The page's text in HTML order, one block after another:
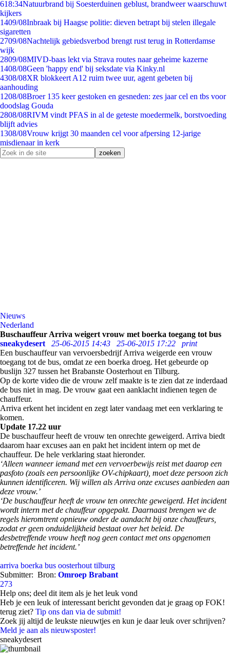
618:34Natuurbrand bij Soesterduinen geblust, brandweer waarschuwt
kijkers
1409/08Inbraak bij Haagse politie: dieven betrapt bij stelen illegale
sigaretten
2709/08Nachtelijk gebiedsverbod brengt rust terug in Rotterdamse
wijk
2809/08MIVD-baas lekt via Strava routes naar geheime kazerne
1408/08Geen 'happy end' bij seksdate via Kinky.nl
4308/08XR blokkeert A12 ruim twee uur, agent gebeten bij
aanhouding
1208/08Broer 135 keer gestoken en gesneden: zes jaar cel en tbs voor
doodslag Gouda
2808/08RIVM vindt PFAS in al de geteste moedermelk, borstvoeding
blijft advies
1308/08Vrouw krijgt 30 maanden cel voor afpersing 12-jarige
misdienaar in kerk
Nieuws
Nederland
Buschauffeur Arriva weigert vrouw met boerka toegang tot bus
sneakydesert
25-06-2015 14:43 25-06-2015 17:22
print
Een buschauffeur van vervoersbedrijf Arriva weigerde een vrouw
toegang tot de bus, omdat ze een boerka droeg. Het gebeurde op
buslijn 327 tussen het Brabanste Oosterhout en Tilburg.
Op de korte video die de vrouw zelf maakte is te zien dat ze inderdaad
de bus niet in mag. De vrouw gaat een aanklacht indienen tegen de
chauffeur.
Arriva erkent het incident en zegt later vandaag met een verklaring te
komen.
Update 17.22 uur
De buschauffeur heeft de vrouw ten onrechte geweigerd. Arriva biedt
daarom haar excuses aan en pakt het incident intern op met de
chauffeur. De hele verklaring staat hieronder.
‘Alleen wanneer iemand met een vervoerbewijs reist met daarop een
pasfoto (zoals een persoonlijke OV-chipkaart), moet deze persoon zich
kunnen identificeren. Wij willen als Arriva onze excuses aanbieden aan
deze vrouw.’
‘De buschauffeur heeft de vrouw ten onrechte geweigerd. Het incident
wordt intern met de chauffeur opgepakt. Daarnaast brengen we de
regels hieromtrent opnieuw onder de aandacht bij onze chauffeurs,
zodat er geen onduidelijkheid bestaat over het beleid. De
desbetreffende vrouw heeft nog geen contact met ons opgenomen
betreffende het incident.’
arriva boerka bus oosterhout tilburg
Submitter: Bron: Omroep Brabant
273
Help ons; deel dit item als je het leuk vond
Heb je een leuk of interessant bericht gevonden dat je graag op FOK!
terug ziet? Tip ons dan via de submit!
Zoek jij altijd de leukste nieuwtjes en kun je daar leuk over schrijven?
Meld je aan als nieuwsposter!
sneakydesert